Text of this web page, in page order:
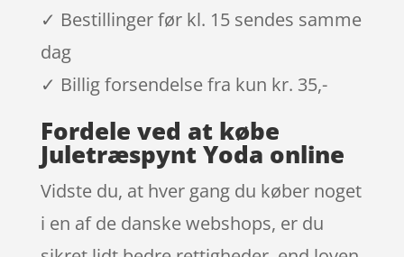
✓ Bestillinger før kl. 15 sendes samme
dag
✓ Billig forsendelse fra kun kr. 35,-
Fordele ved at købe
Juletræspynt Yoda online
Vidste du, at hver gang du køber noget
i en af de danske webshops, er du